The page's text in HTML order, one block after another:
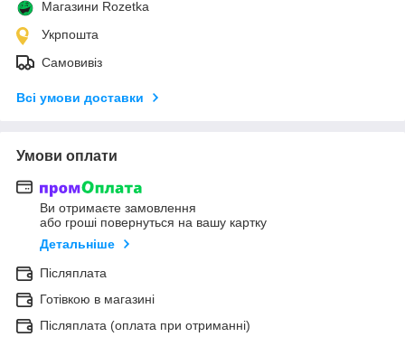
Магазини Rozetka
Укрпошта
Самовивіз
Всі умови доставки
Умови оплати
Ви отримаєте замовлення
або гроші повернуться на вашу картку
Детальніше
Післяплата
Готівкою в магазині
Післяплата (оплата при отриманні)